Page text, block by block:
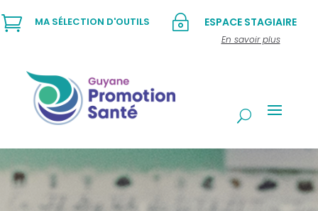
~ ESPACE STAGIAIRE
En savoir plus
 MA SÉLECTION D'OUTILS